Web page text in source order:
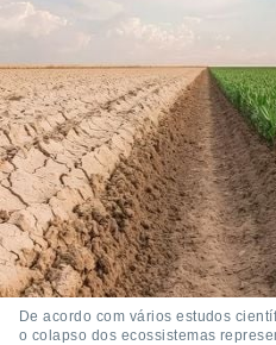
De acordo com vários estudos
o colapso dos ecossistemas